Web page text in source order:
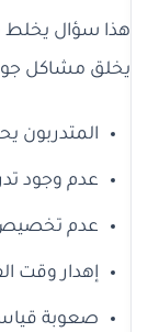
هذا سؤال يخلط
يخلق مشاكل
المتدربون
عدم وجود
عدم تخصيص
إهدار وقت
صعوبة قياس